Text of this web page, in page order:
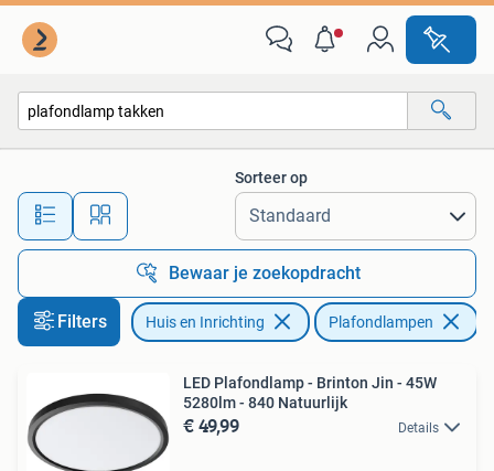
Alle afstanden…
Sorteer op
Bewaar je zoekopdracht
Filters Huis en Inrichting Plafondlampen
LED Plafondlamp - Brinton Jin - 45W
5280lm - 840 Natuurlijk
€ 49,99 Details